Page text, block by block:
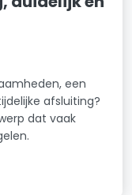
een
afsluiting?
dat vaak